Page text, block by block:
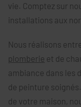
vie. Comptez sur
installations aux
Nous réalisons
plomberie et de
ambiance dans les
de peinture
de votre maison,